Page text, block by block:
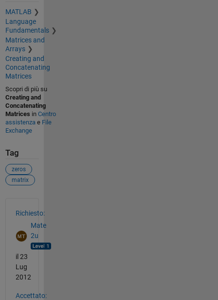
MATLAB
Language
Fundamentals
Matrices and
Arrays
Creating and
Concatenating
Matrices
Scopri di più su
Creating and
Concatenating
Matrices in Centro
assistenza e File
Exchange
Tag
zeros
matrix
Richiesto:
Mate
2u
il 23
Lug
2012
Accettato: